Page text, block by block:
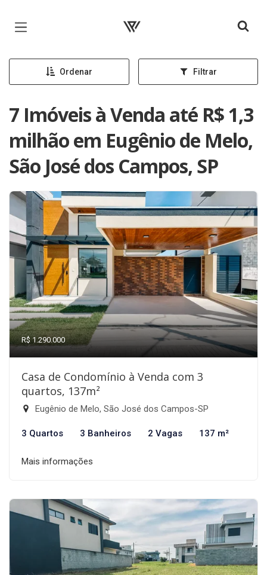
Página inicial
Ordenar Filtrar
7 Imóveis à Venda até R$ 1,3
milhão em Eugênio de Melo,
São José dos Campos, SP
R$ 1.290.000
Casa de Condomínio à Venda com 3
quartos, 137m²
Eugênio de Melo, São José dos Campos-SP
3 Quartos 3 Banheiros 2 Vagas 137 m²
Mais informações